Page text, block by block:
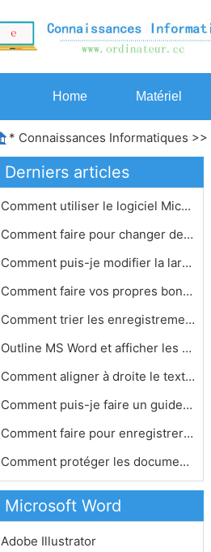
Home Matériel
* Connaissances Informatiques >>
Derniers articles
Comment utiliser le logiciel Microso…
Comment faire pour changer de cap St…
Comment puis-je modifier la largeur …
Comment faire vos propres bonbons em…
Comment trier les enregistrements da…
Outline MS Word et afficher les fonc…
Comment aligner à droite le texte M…
Comment puis-je faire un guide d'ét…
Comment faire pour enregistrer sur u…
Comment protéger les documents Micr…
Microsoft Word
Adobe Illustrator